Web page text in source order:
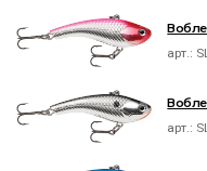
арт.:
арт.: